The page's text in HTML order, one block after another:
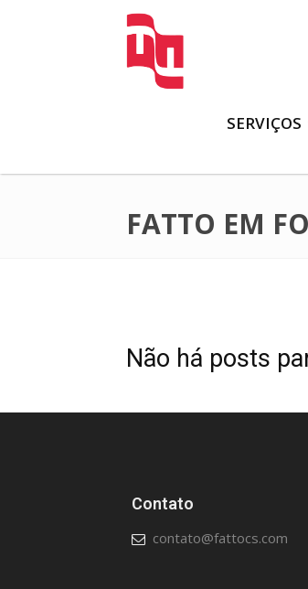
SERVIÇOS
FATTO EM
Não há posts
Contato
contato@fattocs.com